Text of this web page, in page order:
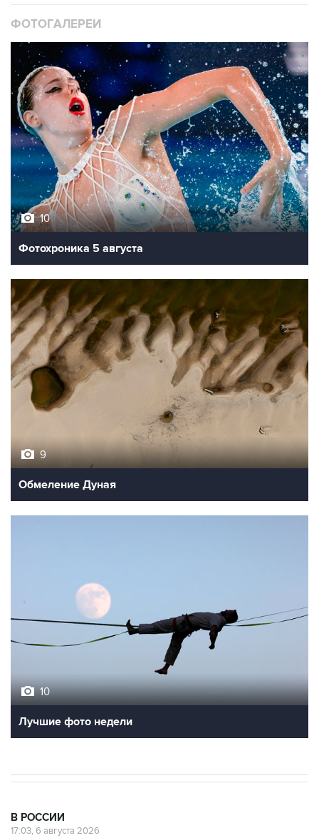
ФОТОГАЛЕРЕИ
10
Фотохроника 5 августа
9
Обмеление Дуная
10
Лучшие фото недели
В РОССИИ
17:03, 6 августа 2026